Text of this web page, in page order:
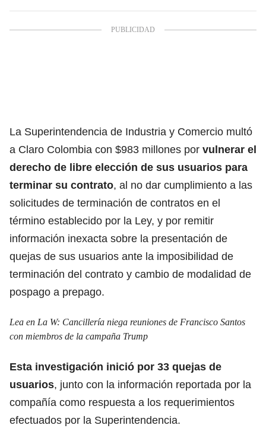
La Superintendencia de Industria y Comercio multó
a Claro Colombia con $983 millones por vulnerar el
derecho de libre elección de sus usuarios para
terminar su contrato, al no dar cumplimiento a las
solicitudes de terminación de contratos en el
término establecido por la Ley, y por remitir
información inexacta sobre la presentación de
quejas de sus usuarios ante la imposibilidad de
terminación del contrato y cambio de modalidad de
pospago a prepago.
Lea en La W: Cancillería niega reuniones de Francisco Santos
con miembros de la campaña Trump
Esta investigación inició por 33 quejas de
usuarios, junto con la información reportada por la
compañía como respuesta a los requerimientos
efectuados por la Superintendencia.